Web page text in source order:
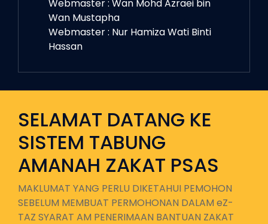
Webmaster : Wan Mohd Azraei bin
Wan Mustapha
Webmaster : Nur Hamiza Wati Binti
Hassan
SELAMAT DATANG KE
SISTEM TABUNG
AMANAH ZAKAT PSAS
MAKLUMAT YANG PERLU DIKETAHUI PEMOHON
SEBELUM MEMBUAT PERMOHONAN DALAM eZ-
TAZ SYARAT AM PENERIMAAN BANTUAN ZAKAT